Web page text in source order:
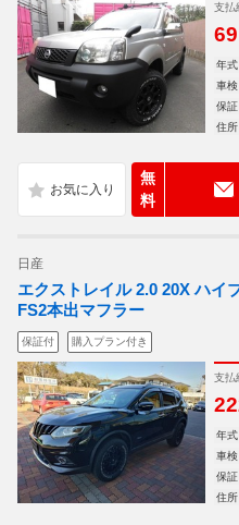
支払
69
年式
車検
保証
住所
無
料
日産
エクストレイル 2.0 20X ハイ
FS2本出マフラー
保証付 購入プラン付き
支払
年式
車検
保証
住所